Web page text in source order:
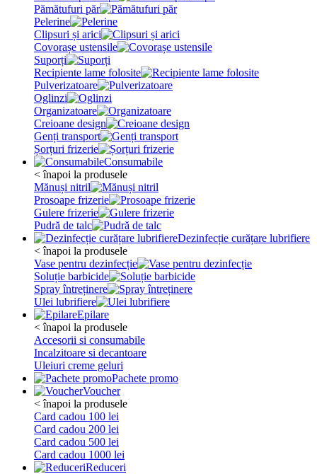
Pămătufuri păr
Pelerine
Clipsuri și arici
Covorașe ustensile
Suporți
Recipiente lame folosite
Pulverizatoare
Oglinzi
Organizatoare
Creioane design
Genți transport
Șorțuri frizerie
Consumabile
< înapoi la produsele
Mănuși nitril
Prosoape frizerie
Gulere frizerie
Pudră de talc
Dezinfecție curățare lubrifiere
< înapoi la produsele
Vase pentru dezinfecție
Soluție barbicide
Spray întreținere
Ulei lubrifiere
Epilare
< înapoi la produsele
Accesorii si consumabile
Incalzitoare si decantoare
Uleiuri creme geluri
Pachete promo
Voucher
< înapoi la produsele
Card cadou 100 lei
Card cadou 200 lei
Card cadou 500 lei
Card cadou 1000 lei
Reduceri